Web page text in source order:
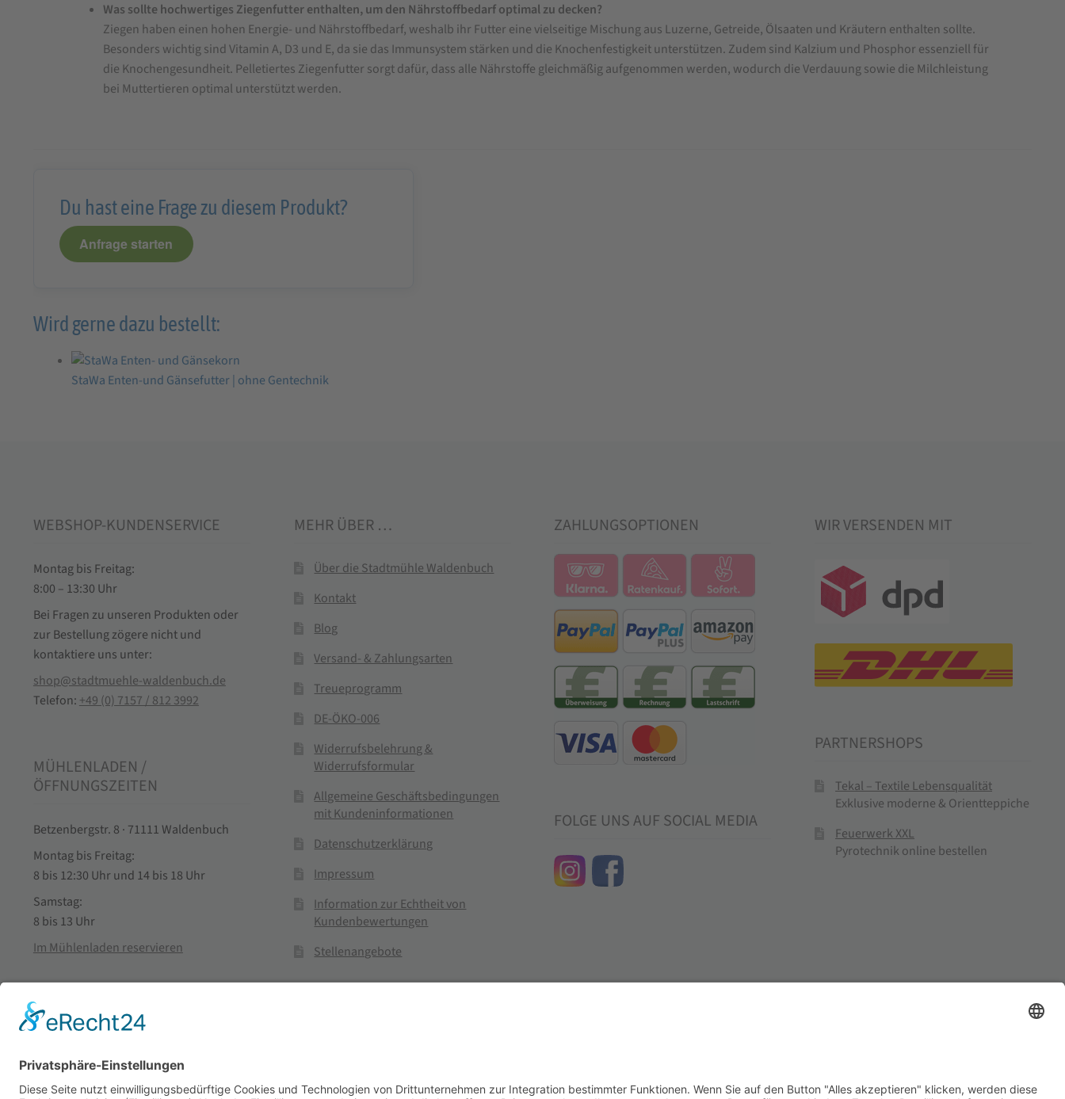
Was sollte hochwertiges Ziegenfutter enthalten, um den Nährstoffbedarf optimal zu decken?
Ziegen haben einen hohen Energie- und Nährstoffbedarf, weshalb ihr Futter eine vielseitige Mischung aus Luzerne, Getreide, Ölsaaten und Kräutern enthalten sollte.
Besonders wichtig sind Vitamin A, D3 und E, da sie das Immunsystem stärken und die Knochenfestigkeit unterstützen. Zudem sind Kalzium und Phosphor essenziell für
die Knochengesundheit. Pelletiertes Ziegenfutter sorgt dafür, dass alle Nährstoffe gleichmäßig aufgenommen werden, wodurch die Verdauung sowie die Milchleistung
bei Muttertieren optimal unterstützt werden.
Du hast eine Frage zu diesem Produkt?
Anfrage starten
Wird gerne dazu bestellt:
StaWa Enten-und Gänsefutter | ohne Gentechnik
WEBSHOP-KUNDENSERVICE
Montag bis Freitag:
8:00 – 13:30 Uhr
Bei Fragen zu unseren Produkten oder
zur Bestellung zögere nicht und
kontaktiere uns unter:
shop@stadtmuehle-waldenbuch.de
Telefon: +49 (0) 7157 / 812 3992
MÜHLENLADEN /
ÖFFNUNGSZEITEN
Betzenbergstr. 8 · 71111 Waldenbuch
Montag bis Freitag:
8 bis 12:30 Uhr und 14 bis 18 Uhr
Samstag:
8 bis 13 Uhr
Im Mühlenladen reservieren
MEHR ÜBER …
Über die Stadtmühle Waldenbuch
Kontakt
Blog
Versand- & Zahlungsarten
Treueprogramm
DE-ÖKO-006
Widerrufsbelehrung &
Widerrufsformular
Allgemeine Geschäftsbedingungen
mit Kundeninformationen
Datenschutzerklärung
Impressum
Information zur Echtheit von
Kundenbewertungen
Stellenangebote
ZAHLUNGSOPTIONEN
FOLGE UNS AUF SOCIAL MEDIA
WIR VERSENDEN MIT
PARTNERSHOPS
Tekal – Textile Lebensqualität
Exklusive moderne & Orientteppiche
Feuerwerk XXL
Pyrotechnik online bestellen